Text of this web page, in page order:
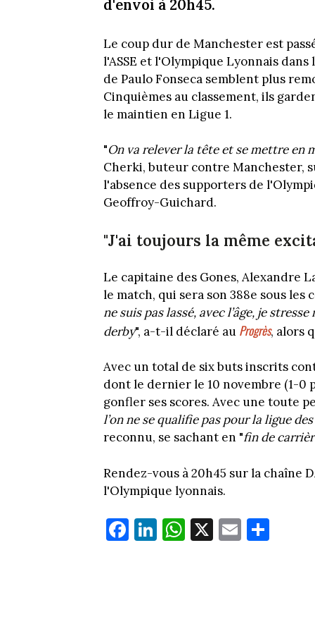
d'envoi à 20h45.
Le coup dur de Manchester est
l'ASSE et l'Olympique Lyonnais
de Paulo Fonseca semblent plus
Cinquièmes au classement, ils
le maintien en Ligue 1.
"On va relever la tête et se mettre en
Cherki, buteur contre Manchester,
l'absence des supporters de
Geoffroy-Guichard.
"J'ai toujours la même
Le capitaine des Gones, Alexandre
le match, qui sera son 388e sous les
ne suis pas lassé, avec l’âge, je
derby", a-t-il déclaré au Progrès, alors
Avec un total de six buts inscrits
dont le dernier le 10 novembre (1-0
gonfler ses scores. Avec une toute
l’on ne se qualifie pas pour la ligue
reconnu, se sachant en "fin de
Rendez-vous à 20h45 sur la chaîne
l'Olympique lyonnais.
Fa
ce
Li
nk
W
ha
X E
m